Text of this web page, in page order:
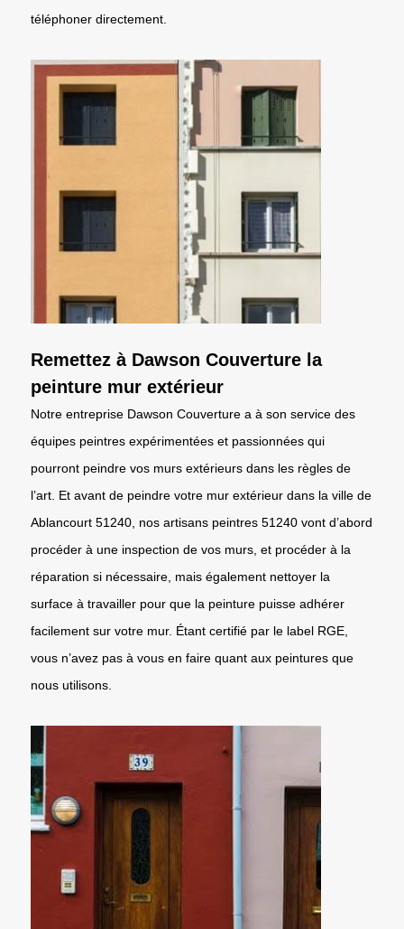
téléphoner directement.
Remettez à Dawson Couverture la
peinture mur extérieur
Notre entreprise Dawson Couverture a à son service des
équipes peintres expérimentées et passionnées qui
pourront peindre vos murs extérieurs dans les règles de
l’art. Et avant de peindre votre mur extérieur dans la ville de
Ablancourt 51240, nos artisans peintres 51240 vont d’abord
procéder à une inspection de vos murs, et procéder à la
réparation si nécessaire, mais également nettoyer la
surface à travailler pour que la peinture puisse adhérer
facilement sur votre mur. Étant certifié par le label RGE,
vous n’avez pas à vous en faire quant aux peintures que
nous utilisons.